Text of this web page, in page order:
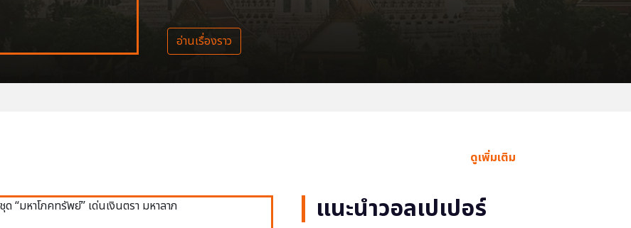
อ่านเรื่องราว
ดูเพิ่มเติม
แนะนำวอลเปเปอร์